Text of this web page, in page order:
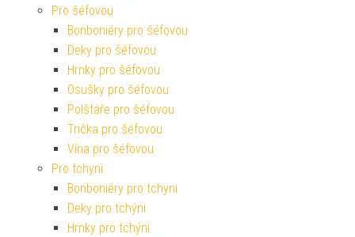
Pro šéfovou
Bonboniéry pro šéfovou
Deky pro šéfovou
Hrnky pro šéfovou
Osušky pro šéfovou
Polštáře pro šéfovou
Trička pro šéfovou
Vína pro šéfovou
Pro tchyni
Bonboniéry pro tchyni
Deky pro tchýni
Hrnky pro tchýni